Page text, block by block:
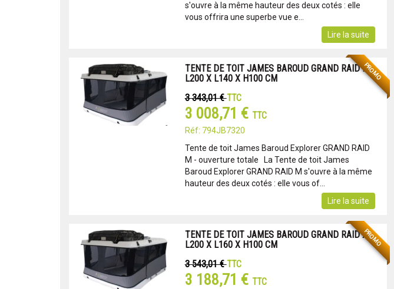
s'ouvre à la même hauteur des deux cotés : elle
vous offrira une superbe vue e...
Lire la suite
PROMO
TENTE DE TOIT JAMES BAROUD GRAND RAID M -
L200 X L140 X H100 CM
3 343,01 €TTC
3 008,71 € TTC
Réf: 794JB7320
Tente de toit James Baroud Explorer GRAND RAID
M - ouverture totale La Tente de toit James
Baroud Explorer GRAND RAID M s'ouvre à la même
hauteur des deux cotés : elle vous of...
Lire la suite
PROMO
TENTE DE TOIT JAMES BAROUD GRAND RAID X -
L200 X L160 X H100 CM
3 543,01 €TTC
3 188,71 € TTC